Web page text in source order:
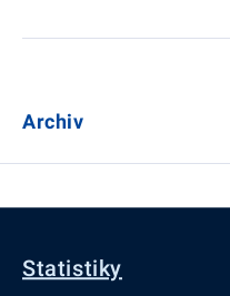
Archiv
Statistiky